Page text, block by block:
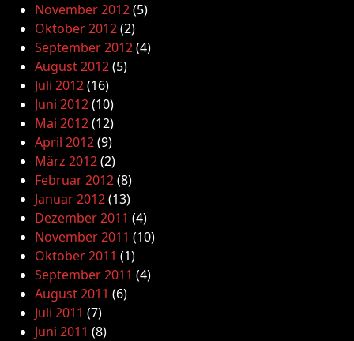
November 2012(5)
Oktober 2012(2)
September 2012(4)
August 2012(5)
Juli 2012(16)
Juni 2012(10)
Mai 2012(12)
April 2012(9)
März 2012(2)
Februar 2012(8)
Januar 2012(13)
Dezember 2011 (4)
November 2011 (10)
Oktober 2011 (1)
September 2011 (4)
August 2011 (6)
Juli 2011 (7)
Juni 2011 (8)